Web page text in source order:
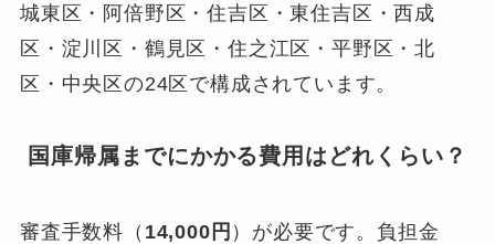
城東区・阿倍野区・住吉区・東住吉区・西成
区・淀川区・鶴見区・住之江区・平野区・北
区・中央区の24区で構成されています。
国庫帰属までにかかる費用はどれくらい？
審査手数料（ 14,000円 ）が必要です。負担金